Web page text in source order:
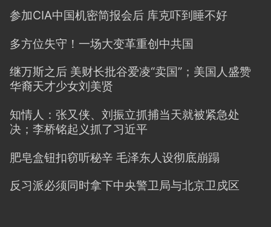
参加CIA中国机密简报会后 库克吓到睡不好
多方位失守！一场大变革重创中共国
继万斯之后 美财长批谷爱凌“卖国”；美国人盛赞
华裔天才少女刘美贤
知情人：张又侠、刘振立抓捕当天就被紧急处
决；李桥铭起义抓了习近平
肥皂盒钮扣窃听秘辛 毛泽东人设彻底崩蹋
反习派必须同时拿下中央警卫局与北京卫戍区